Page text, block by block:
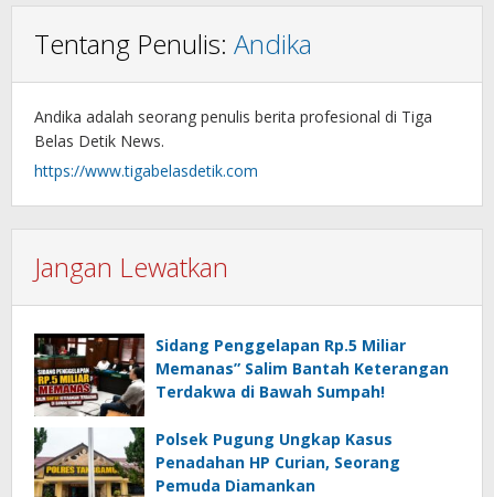
Tentang Penulis: Andika
Andika adalah seorang penulis berita profesional di Tiga
Belas Detik News.
https://www.tigabelasdetik.com
Jangan Lewatkan
Sidang Penggelapan Rp.5 Miliar
Memanas” Salim Bantah Keterangan
Terdakwa di Bawah Sumpah!
Polsek Pugung Ungkap Kasus
Penadahan HP Curian, Seorang
Pemuda Diamankan